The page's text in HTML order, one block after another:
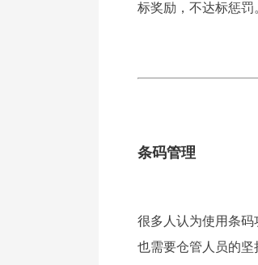
标奖励，不达标惩罚
条码管理
很多人认为使用条
也需要仓管人员的